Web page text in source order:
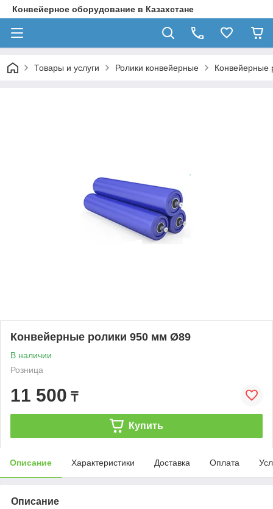
Конвейерное оборудование в Казахстане
Товары и услуги Ролики конвейерные Конвейерные
Конвейерные ролики 950 мм Ø89
В наличии
Розница
11 500 ₸
Купить
Описание Характеристики Доставка Оплата
Описание